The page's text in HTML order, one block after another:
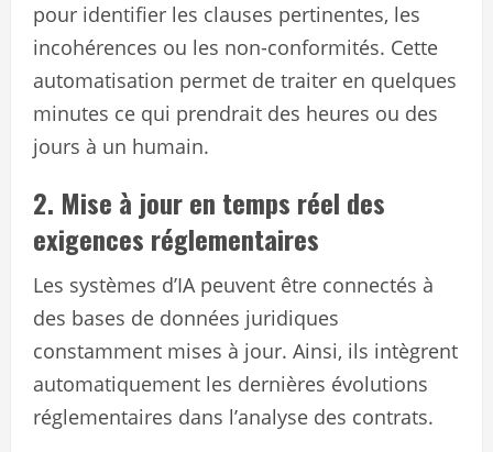
pour identifier les clauses pertinentes, les
incohérences ou les non-conformités. Cette
automatisation permet de traiter en quelques
minutes ce qui prendrait des heures ou des
jours à un humain.
2. Mise à jour en temps réel des
exigences réglementaires
Les systèmes d’IA peuvent être connectés à
des bases de données juridiques
constamment mises à jour. Ainsi, ils intègrent
automatiquement les dernières évolutions
réglementaires dans l’analyse des contrats.